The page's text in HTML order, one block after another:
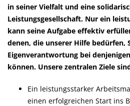
in seiner Vielfalt und eine
Leistungsgesellschaft. Nur ein
kann seine Aufgabe effektiv
denen, die unserer Hilfe bedürfen,
Eigenverantwortung bei
können. Unsere zentralen Ziele
Ein leistungsstarker
einen erfolgreichen Start ins